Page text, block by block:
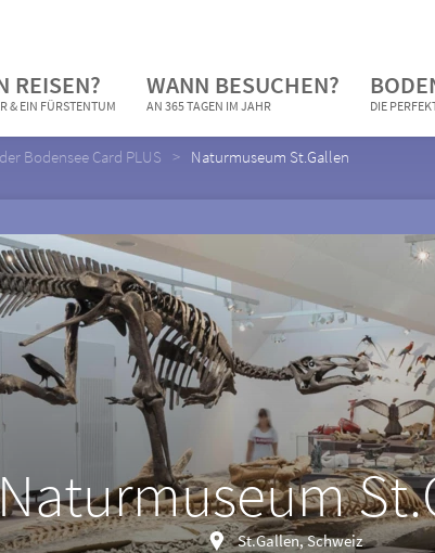
REISEN?
& EIN FÜRSTENTUM
WANN BESUCHEN?
AN 365 TAGEN IM JAHR DIE
Bodensee Card PLUS Naturmuseum St.Gallen
St.Gallen, Schweiz